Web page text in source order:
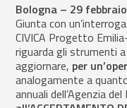
Bologna – 29
Giunta con
CIVICA Progetto
riguarda gli strumenti
aggiornare, per
analogamente a
annuali dell’Agenzia